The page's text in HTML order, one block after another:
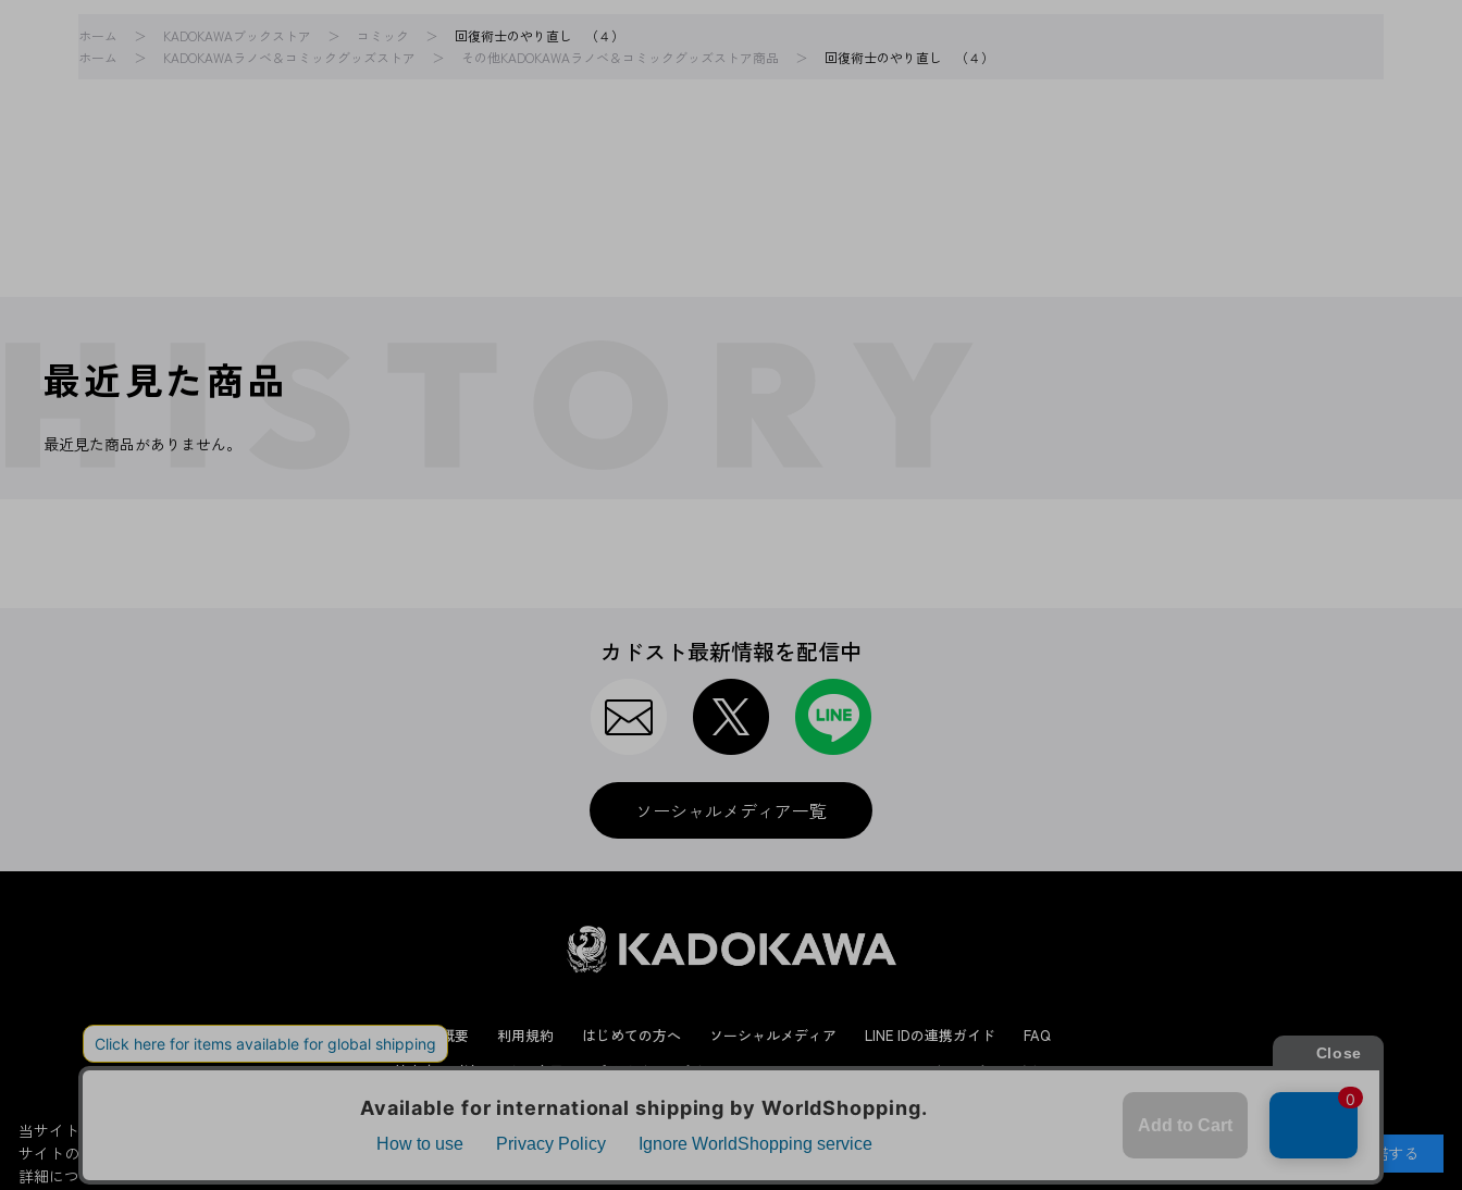
ホーム KADOKAWAブックストア コミック
回復術士のやり直し （４）
ホーム
KADOKAWAラノベ＆コミックグッズストア その他KADOKAWAラノベ＆コミックグッズストア商品 回復術士のやり直し （４）
最近見た商品
最近見た商品がありません。
カドスト最新情報を配信中
ソーシャルメディア一覧
会社概要 利用規約 はじめての方へ ソーシャルメディア LINE IDの連携ガイド
FAQ
特定商取引法に関する表示
プライバシーポリシー International Shipping お問い合わせ/リクエスト
© KADOKAWA CORPORATION
当サイトでは利用体験の向上およびコンテンツの最適な提供、トラフィックの分析を目的としてCookieを使用しています。
サイトの閲覧を継続された場合、Cookieの利用に同意したことものといたします。
詳細についてはプライバシーポリシーをご確認ください。
承諾する